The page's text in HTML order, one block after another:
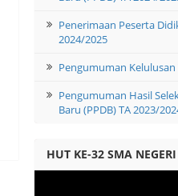
Penerimaan Peserta
2024/2025
Pengumuman Kelulusan
Pengumuman Hasil
Baru (PPDB) TA 2023/
HUT KE-32 SMA